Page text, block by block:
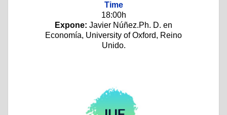
Time
18:00h
Expone: Javier Núñez.Ph. D. en
Economía, University of Oxford, Reino
Unido.